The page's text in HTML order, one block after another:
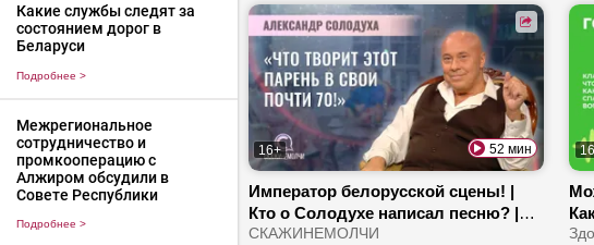
Какие службы следят за
состоянием дорог в
Беларуси
Подробнее >
Межрегиональное
сотрудничество и
промкооперацию с
Алжиром обсудили в
Совете Республики
Подробнее >
16+ 52 мин
Император белорусской сцены! |
Кто о Солодухе написал песню? |
Как артист поборол алкоголизм?
СКАЖИНЕМОЛЧИ